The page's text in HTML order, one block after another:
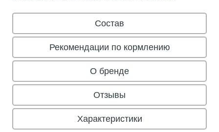
Состав
Рекомендации по кормлению
О бренде
Отзывы
Характеристики